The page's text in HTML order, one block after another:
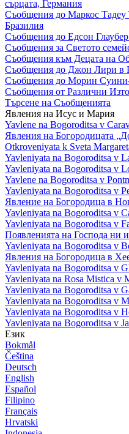
сърцата, Германия
Съобщения до Маркос
Бразилия
Съобщения до Едсон
Съобщения за Светото
Съобщения към Децата на
Съобщения до Джон Лири
Съобщения до Морин
Съобщения от Различни
Търсене на Съобщенията
Явления на Исус и Мария
Yavlene na Bogoroditsa v
Явления на Богородицата
Otkroveniyata k Sveta
Yavleniyata na Bogoroditsa v
Yavleniyata na Bogoroditsa v
Yavlene na Bogoroditsa v
Yavleniyata na Bogoroditsa v
Явление на Богородица в
Yavleniyata na Bogoroditsa v
Yavleniyata na Bogoroditsa v
Появленията на Господа ни
Yavleniyata na Bogoroditsa v
Явления на Богородица в
Yavleniyata na Bogoroditsa v
Yavleniyata na Rosa Mistica v
Yavleniyata na Bogoroditsa v
Yavleniyata na Bogoroditsa v
Yavleniyata na Bogoroditsa v
Yavleniyata na Bogoroditsa v
Език
Bokmål
Čeština
Deutsch
English
Español
Filipino
Français
Hrvatski